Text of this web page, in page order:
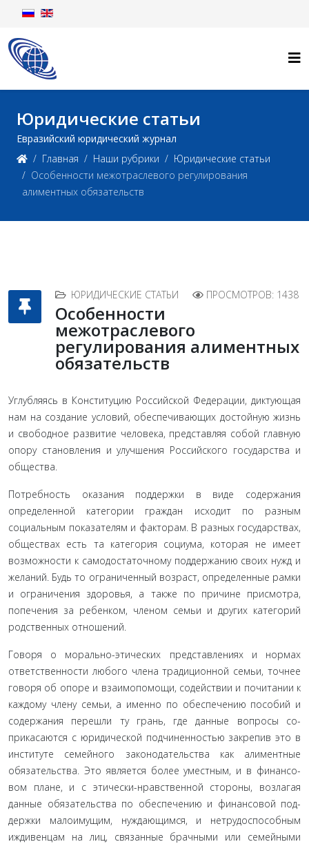
Юридические статьи
Евразийский юридический журнал
Главная
Наши рубрики
Юридические статьи
Особенности межотраслевого регулирования
алиментных обязательств
ЮРИДИЧЕСКИЕ СТАТЬИ ПРОСМОТРОВ: 1438
Особенности
межотраслевого
регулирования алиментных
обязательств
Углубляясь в Конституцию Российской Федерации, диктующая
нам на создание условий, обеспечивающих до­стойную жизнь
и свободное развитие человека, представляя собой главную
опору становления и улучшения Российского государства и
общества.
Потребность оказания поддержки в виде содержания
определенной категории граждан исходит по разным
социальным показателям и факторам. В разных государствах,
обществах есть та категория социума, которая не имеет
возможности к самодостаточному поддержанию своих нужд и
желаний. Будь то ограниченный возраст, опре­деленные рамки
и ограничения здоровья, а также по причи­не присмотра,
попечения за ребенком, членом семьи и дру­гих категорий
родственных отношений.
Говоря о морально-этических представлениях и нормах
ответственности любого члена традиционной семьи, точнее
говоря об опоре и взаимопомощи, содействии и почитании к
каждому члену семьи, а именно по обеспечению пособий и
содержания перешли ту грань, где данные вопросы со­
прикасаются с юридической подчиненностью закрепив это в
институте семейного законодательства как алиментные
обязательства. Это является более уместным, и в финансо­
вом плане, и с этически-нравственной стороны, возлагая
данные обязательства по обеспечению и финансовой под­
держки малоимущим, нуждающимся, и нетрудоспособным
иждивенцам на лиц, связанные брачными или семейными